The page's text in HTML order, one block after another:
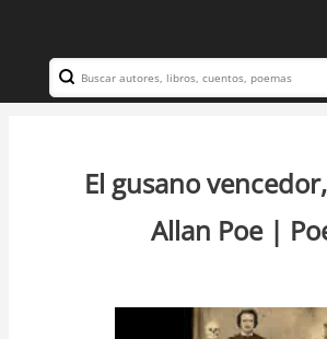
contenido
principal
Navegación
Search
El gusano
Allan Poe |
Video